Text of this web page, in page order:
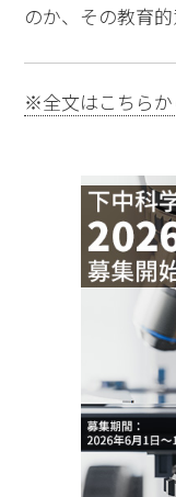
のか、その教育的
※全文はこちらか